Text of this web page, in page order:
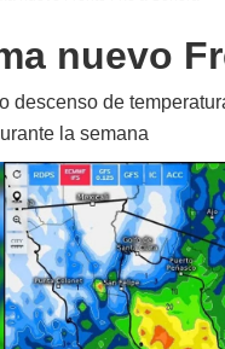
nuevo
descenso de
la semana